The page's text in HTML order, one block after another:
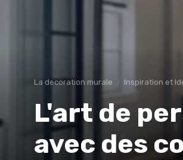
La decoration murale Inspiration et
L'art de
avec des